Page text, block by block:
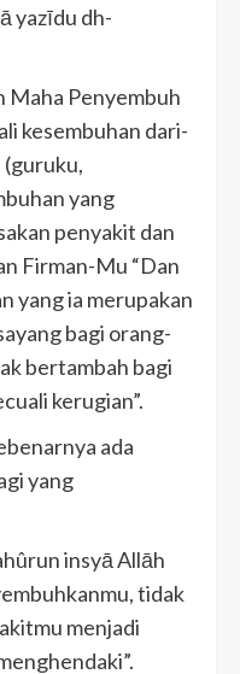
yazīdu dh-
Maha Penyembuh
kesembuhan dari-
(guruku,
yang
penyakit dan
Firman-Mu “Dan
yang ia merupakan
bagi orang-
bertambah bagi
kerugian”.
ada
yang
insyā Allāh
tidak
menjadi